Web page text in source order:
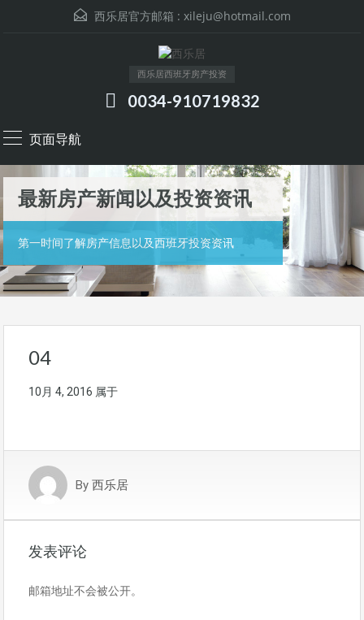
西乐居官方邮箱 : xileju@hotmail.com
西乐居西班牙房产投资
0034-910719832
页面导航
最新房产新闻以及投资资讯
第一时间了解房产信息以及西班牙投资资讯
04
10月 4, 2016 属于
By 西乐居
发表评论
邮箱地址不会被公开。